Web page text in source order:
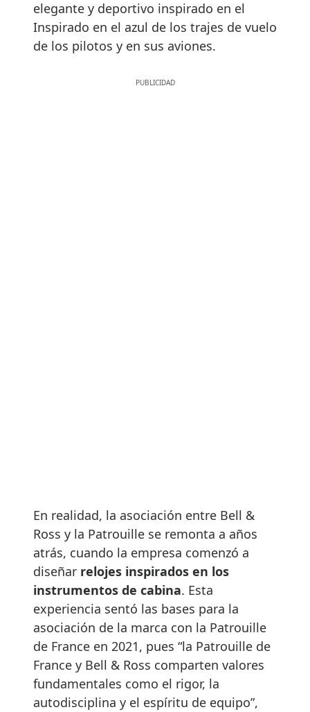
elegante y deportivo inspirado en el
Inspirado en el azul de los trajes de vuelo
de los pilotos y en sus aviones.
En realidad, la asociación entre Bell &
Ross y la Patrouille se remonta a años
atrás, cuando la empresa comenzó a
diseñar relojes inspirados en los
instrumentos de cabina. Esta
experiencia sentó las bases para la
asociación de la marca con la Patrouille
de France en 2021, pues “la Patrouille de
France y Bell & Ross comparten valores
fundamentales como el rigor, la
autodisciplina y el espíritu de equipo”,